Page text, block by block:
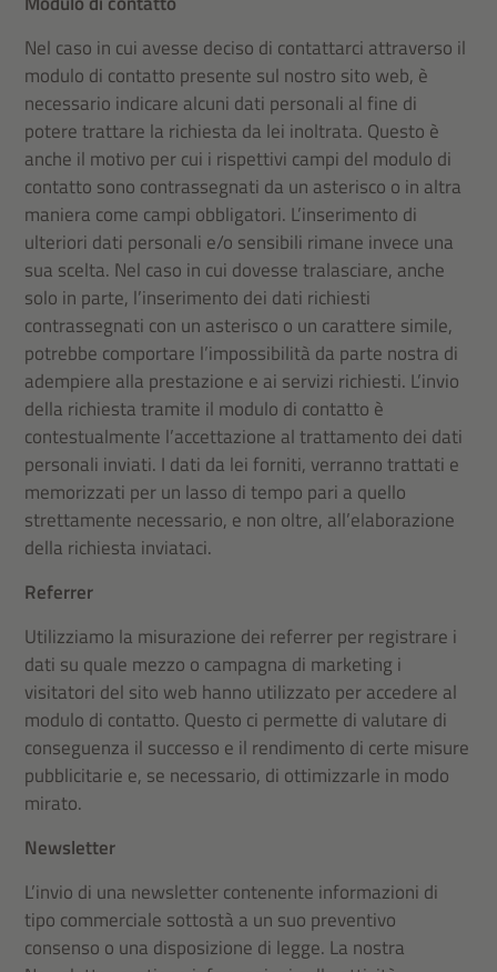
Nel caso in cui avesse deciso di contattarci attraverso il
modulo di contatto presente sul nostro sito web, è
necessario indicare alcuni dati personali al fine di
potere trattare la richiesta da lei inoltrata. Questo è
anche il motivo per cui i rispettivi campi del modulo di
contatto sono contrassegnati da un asterisco o in altra
maniera come campi obbligatori. L’inserimento di
ulteriori dati personali e/o sensibili rimane invece una
sua scelta. Nel caso in cui dovesse tralasciare, anche
solo in parte, l’inserimento dei dati richiesti
contrassegnati con un asterisco o un carattere simile,
potrebbe comportare l’impossibilità da parte nostra di
adempiere alla prestazione e ai servizi richiesti. L’invio
della richiesta tramite il modulo di contatto è
contestualmente l’accettazione al trattamento dei dati
personali inviati. I dati da lei forniti, verranno trattati e
memorizzati per un lasso di tempo pari a quello
strettamente necessario, e non oltre, all’elaborazione
della richiesta inviataci.
Referrer
Utilizziamo la misurazione dei referrer per registrare i
dati su quale mezzo o campagna di marketing i
visitatori del sito web hanno utilizzato per accedere al
modulo di contatto. Questo ci permette di valutare di
conseguenza il successo e il rendimento di certe misure
pubblicitarie e, se necessario, di ottimizzarle in modo
mirato.
Newsletter
L’invio di una newsletter contenente informazioni di
tipo commerciale sottostà a un suo preventivo
consenso o una disposizione di legge. La nostra